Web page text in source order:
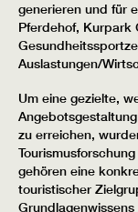
generieren und für
Pferdehof, Kurpark
Auslastungen/
Um eine gezielte,
zu erreichen,
gehören eine
touristischer